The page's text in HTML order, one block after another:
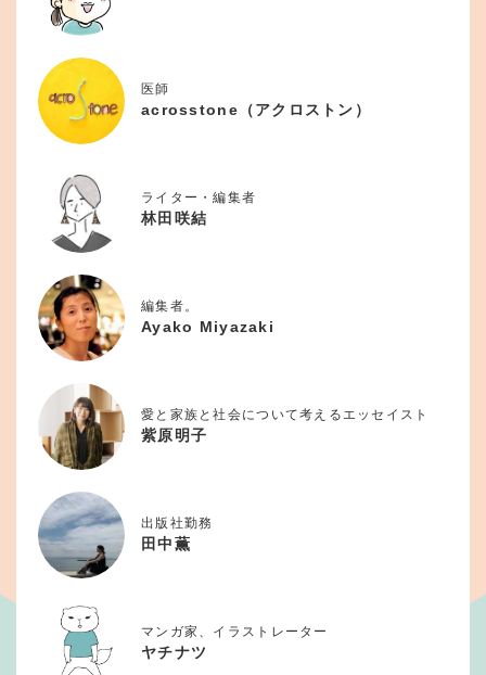
医師
acrosstone（アクロストン）
ライター・編集者
林田咲結
編集者。
Ayako Miyazaki
愛と家族と社会について考えるエッセイスト
紫原明子
出版社勤務
田中薫
マンガ家、イラストレーター
ヤチナツ